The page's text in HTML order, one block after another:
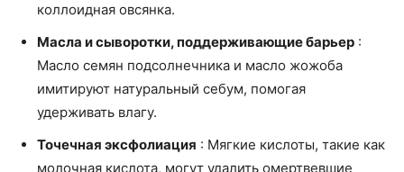
коллоидная овсянка.
Масла и сыворотки, поддерживающие барьер :
Масло семян подсолнечника и масло жожоба
имитируют натуральный себум, помогая
удерживать влагу.
Точечная эксфолиация : Мягкие кислоты, такие как
молочная кислота, могут удалить омертвевшие